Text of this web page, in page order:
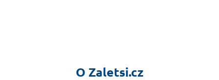
O Zaletsi.cz